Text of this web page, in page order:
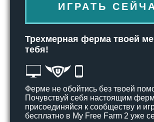
ИГРАТЬ
Трехмерная ферма твоей
тебя!
Ферме не обойтись без твоей
Почувствуй себя настоящим
присоединяйся к сообществу и
бесплатно в My Free Farm 2 уже